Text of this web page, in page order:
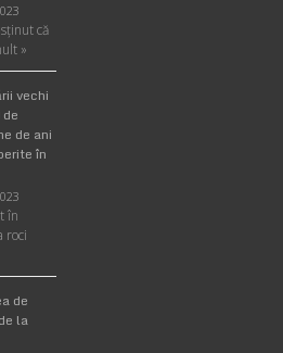
că
»
vechi
de ani
în
în
roci
de
la